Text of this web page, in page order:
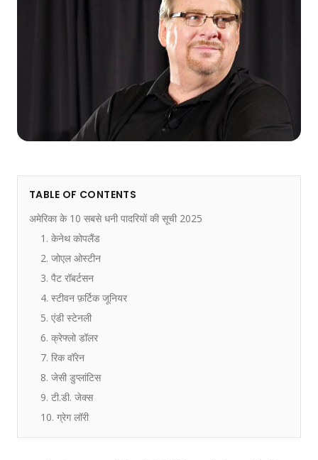
TABLE OF CONTENTS
अमेरिका के 10 सबसे धनी पादरियों की सूची 2025
1. केनेथ कोपलैंड
2. जोएल ओस्टीन
3. पैट रॉबर्टसन
4. स्टीवन फ़र्टिक जूनियर
5. एंडी स्टेनली
6. क्रेफ्लो डॉलर
7. रिक वॉरेन
8. जेसी डुप्लांटिस
9. टी.डी. जेक्स
10. ग्रेग लॉरी